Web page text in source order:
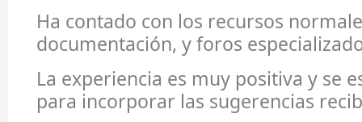
Ha contado con los recursos
documentación, y foros
La experiencia es muy positiva y se
para incorporar las sugerencias